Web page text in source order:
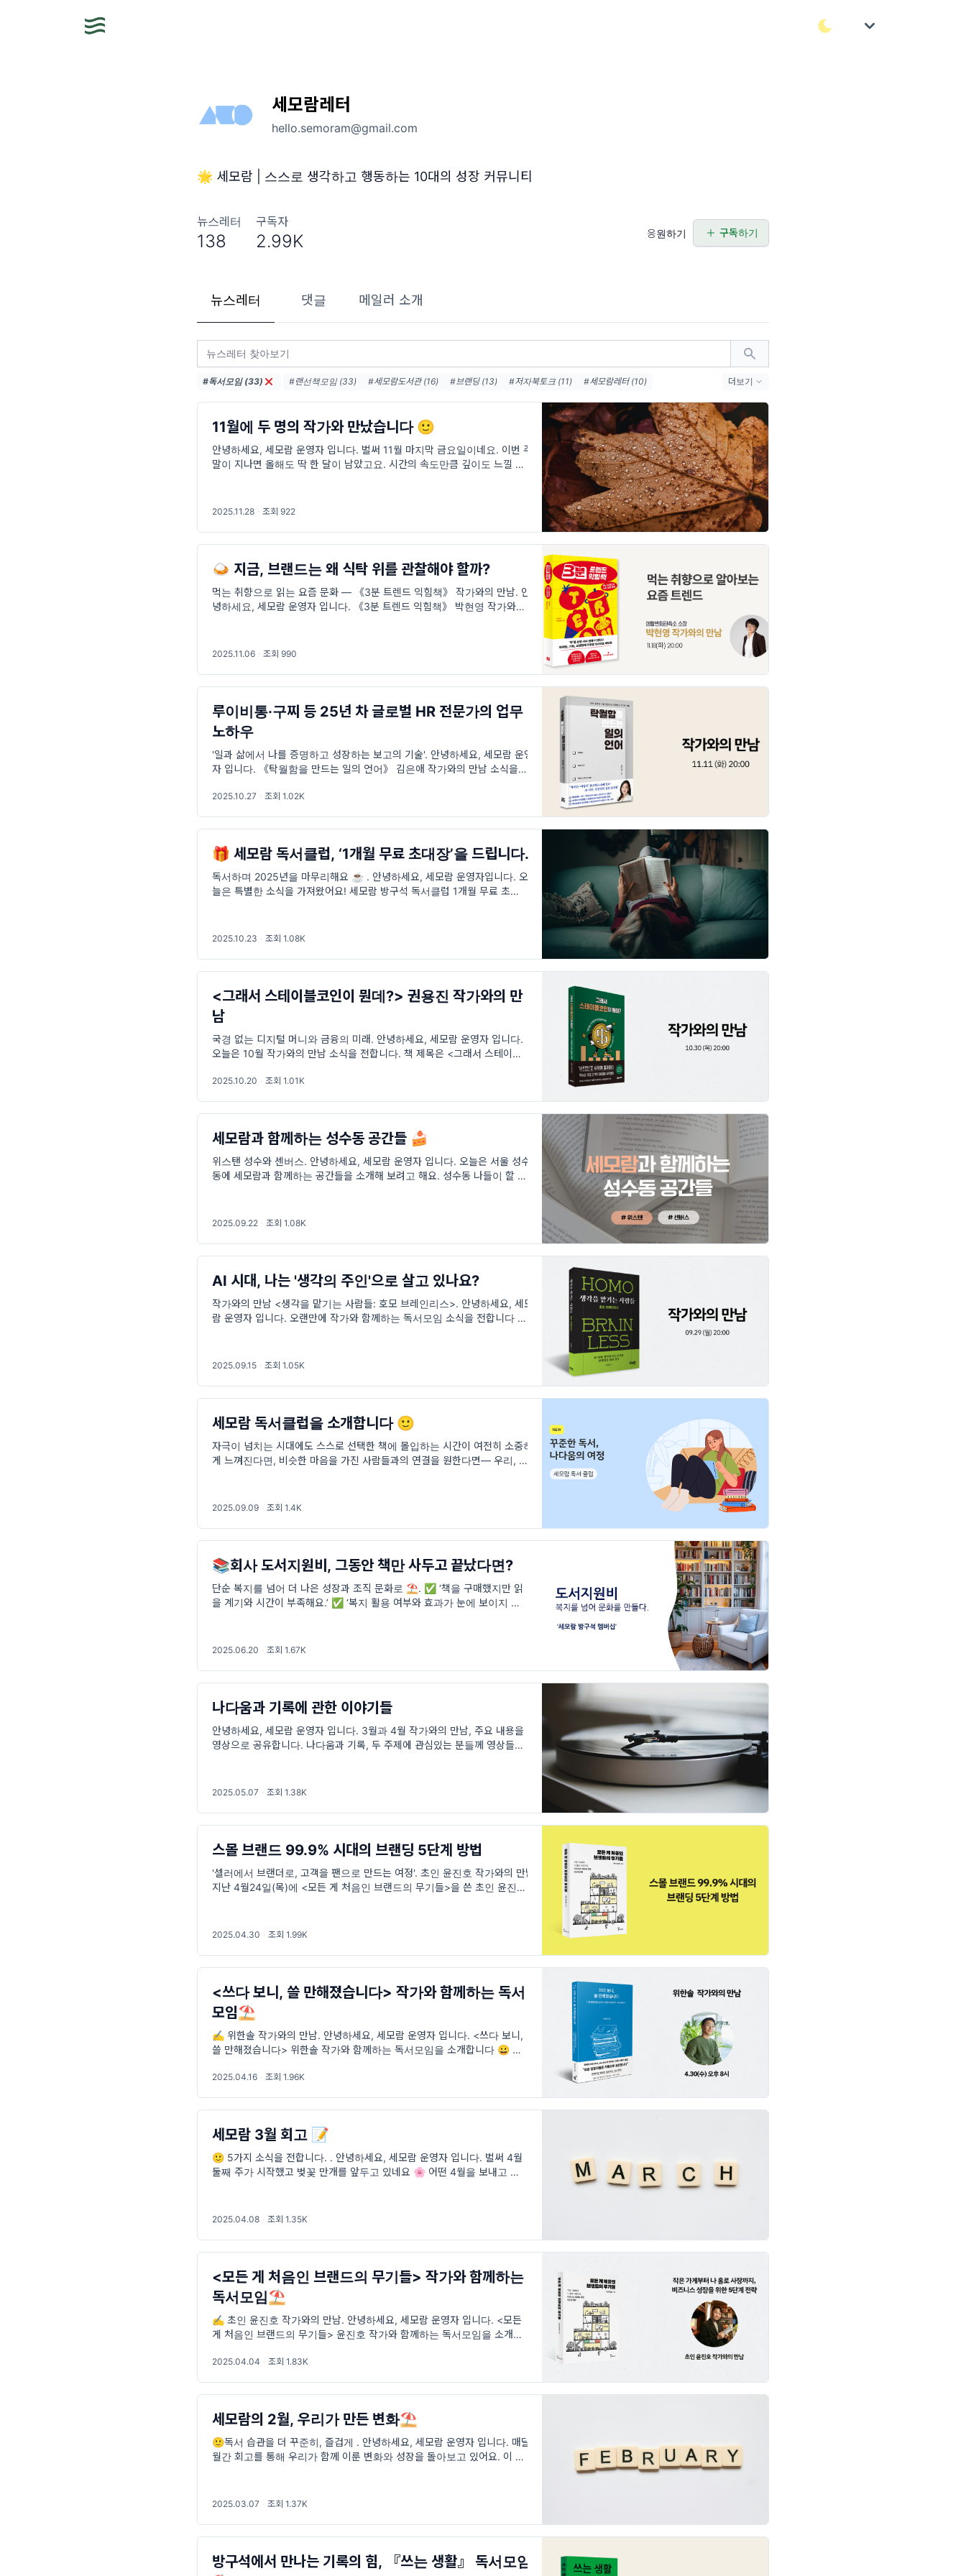
세모람레터
hello.semoram@gmail.com
🌟 세모람 | 스스로 생각하고 행동하는 10대의 성장 커뮤니티
뉴스레터
138
구독자
2.99K 응원하기 구독하기
뉴스레터 댓글 메일러 소개
#독서모임 (33) #랜선책모임 (33) #세모람도서관 (16) #브랜딩 (13) #저자북토크 (11)
#세모람레터 (10)
더보기
11월에 두 명의 작가와 만났습니다 🙂
안녕하세요, 세모람 운영자 입니다. 벌써 11월 마지막 금요일이네요. 이번 주
말이 지나면 올해도 딱 한 달이 남았고요. 시간의 속도만큼 깊이도 느낄 수
2025.11.28 · 조회 922
🍛 지금, 브랜드는 왜 식탁 위를 관찰해야 할까?
먹는 취향으로 읽는 요즘 문화 — 《3분 트렌드 익힘책》 작가와의 만남. 안
녕하세요, 세모람 운영자 입니다. 《3분 트렌드 익힘책》 박현영 작가와의
2025.11.06 · 조회 990
루이비통·구찌 등 25년 차 글로벌 HR 전문가의 업무
노하우
'일과 삶에서 나를 증명하고 성장하는 보고의 기술'. 안녕하세요, 세모람 운영
자 입니다. 《탁월함을 만드는 일의 언어》 김은애 작가와의 만남 소식을 전
어’를
2025.10.27 · 조회 1.02K
🎁 세모람 독서클럽, ‘1개월 무료 초대장’을 드립니다.
독서하며 2025년을 마무리해요 ☕️ . 안녕하세요, 세모람 운영자입니다. 오
늘은 특별한 소식을 가져왔어요! 세모람 방구석 독서클럽 1개월 무료 초대장
2025.10.23 · 조회 1.08K
<그래서 스테이블코인이 뭔데?> 권용진 작가와의 만
남
국경 없는 디지털 머니와 금융의 미래. 안녕하세요, 세모람 운영자 입니다.
오늘은 10월 작가와의 만남 소식을 전합니다. 책 제목은 <그래서 스테이블
2025.10.20 · 조회 1.01K
세모람과 함께하는 성수동 공간들 🍰
위스탠 성수와 센버스. 안녕하세요, 세모람 운영자 입니다. 오늘은 서울 성수
동에 세모람과 함께하는 공간들을 소개해 보려고 해요. 성수동 나들이 할 때
2025.09.22 · 조회 1.08K
AI 시대, 나는 '생각의 주인'으로 살고 있나요?
작가와의 만남 <생각을 맡기는 사람들: 호모 브레인리스>. 안녕하세요, 세모
람 운영자 입니다. 오랜만에 작가와 함께하는 독서모임 소식을 전합니다 🙂
2025.09.15 · 조회 1.05K
세모람 독서클럽을 소개합니다 🙂
자극이 넘치는 시대에도 스스로 선택한 책에 몰입하는 시간이 여전히 소중하
게 느껴진다면, 비슷한 마음을 가진 사람들과의 연결을 원한다면— 우리, 함
2025.09.09 · 조회 1.4K
📚회사 도서지원비, 그동안 책만 사두고 끝났다면?
단순 복지를 넘어 더 나은 성장과 조직 문화로 ⛱️. ✅ ‘책을 구매했지만 읽
을 계기와 시간이 부족해요.’ ✅ ‘복지 활용 여부와 효과가 눈에 보이지 않아
2025.06.20 · 조회 1.67K
나다움과 기록에 관한 이야기들
안녕하세요, 세모람 운영자 입니다. 3월과 4월 작가와의 만남, 주요 내용을
영상으로 공유합니다. 나다움과 기록, 두 주제에 관심있는 분들께 영상들과
2025.05.07 · 조회 1.38K
스몰 브랜드 99.9% 시대의 브랜딩 5단계 방법
'셀러에서 브랜더로, 고객을 팬으로 만드는 여정'. 초인 윤진호 작가와의 만남
지난 4월24일(목)에 <모든 게 처음인 브랜드의 무기들>을 쓴 초인 윤진호
2025.04.30 · 조회 1.99K
<쓰다 보니, 쓸 만해졌습니다> 작가와 함께하는 독서
모임⛱️
✍️ 위한솔 작가와의 만남. 안녕하세요, 세모람 운영자 입니다. <쓰다 보니,
쓸 만해졌습니다> 위한솔 작가와 함께하는 독서모임을 소개합니다 😀 💌작
2025.04.16 · 조회 1.96K
세모람 3월 회고 📝
🙂 5가지 소식을 전합니다. . 안녕하세요, 세모람 운영자 입니다. 벌써 4월
둘째 주가 시작했고 벚꽃 만개를 앞두고 있네요 🌸 어떤 4월을 보내고 계신
2025.04.08 · 조회 1.35K
<모든 게 처음인 브랜드의 무기들> 작가와 함께하는
독서모임⛱️
✍️ 초인 윤진호 작가와의 만남. 안녕하세요, 세모람 운영자 입니다. <모든
게 처음인 브랜드의 무기들> 윤진호 작가와 함께하는 독서모임을 소개합니
2025.04.04 · 조회 1.83K
세모람의 2월, 우리가 만든 변화⛱️
🙂독서 습관을 더 꾸준히, 즐겁게 . 안녕하세요, 세모람 운영자 입니다. 매달
월간 회고를 통해 우리가 함께 이룬 변화와 성장을 돌아보고 있어요. 이 작은
2025.03.07 · 조회 1.37K
방구석에서 만나는 기록의 힘, 『쓰는 생활』 독서모임